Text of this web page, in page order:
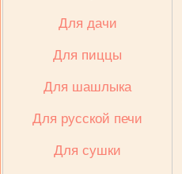
Для дачи
Для пиццы
Для шашлыка
Для русской печи
Для сушки